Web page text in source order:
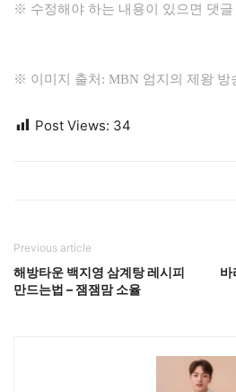
※ 수정해야 하는 내용이 있으면 댓글
※ 이미지 출처: MBN 엄지의 제왕 방
Post Views: 34
Previous article
해방타운 백지영 삼계탕 레시피
만드는법 – 잼잼맘 소율
바